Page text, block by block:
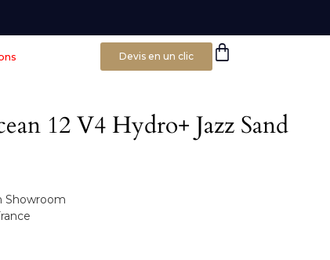
Devis en un clic
12 V4 Hydro+ Jazz Sand
Showroom